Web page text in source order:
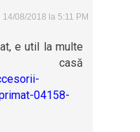
14/08/2018 la 5:11 PM
e util la multe
casă
04158-